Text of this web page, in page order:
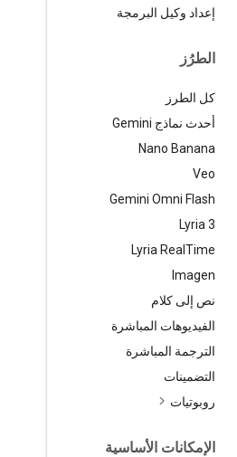
إعداد وكيل البرمجة
الطرُز
كل الطرز
أحدث نماذج Gemini
Nano Banana
Veo
Gemini Omni Flash
‫Lyria 3
Lyria Real Time
Imagen
نص إلى كلام
الفيديوهات المباشرة
الترجمة المباشرة
التضمينات
روبوتيات
الإمكانات الأساسية